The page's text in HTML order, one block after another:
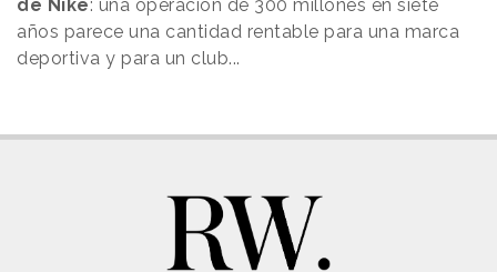
de Nike: una operación de 300 millones en siete
años parece una cantidad rentable para una marca
deportiva y para un club...